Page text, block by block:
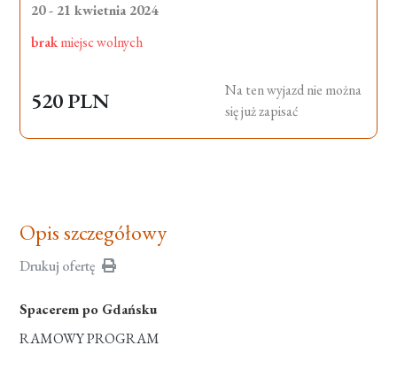
20 - 21 kwietnia 2024
brakmiejsc wolnych
520 PLN
Na ten wyjazd nie można
się już zapisać
Opis szczegółowy
Drukuj ofertę
Spacerem po Gdańsku
RAMOWY PROGRAM